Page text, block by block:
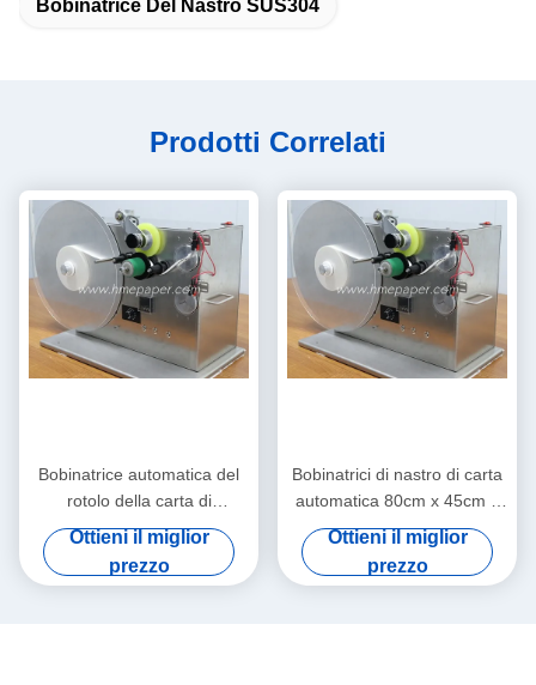
Bobinatrice Del Nastro SUS304
Prodotti Correlati
Bobinatrice automatica del
rotolo della carta di
bobinatrice del nastro
Ottieni il miglior
prezzo
Bobinatrici di nastro di carta
automatica 80cm x 45cm x
55cm
Ottieni il miglior
prezzo